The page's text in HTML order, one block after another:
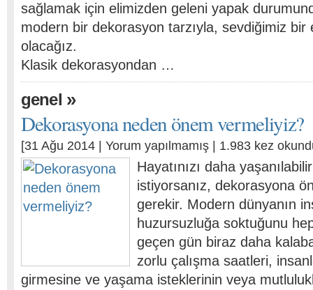
sağlamak için elimizden geleni yapak
modern bir dekorasyon tarzıyla, sevdiğimiz bir
olacağız.
Klasik dekorasyondan …
genel »
Dekorasyona neden önem vermeliyiz?
[31 Ağu 2014 | Yorum yapılmamış | 1.983 kez
Hayatınızı daha
istiyorsanız, dekorasyona
gerekir. Modern dünyanın
huzursuzluğa soktuğunu
geçen gün biraz daha
zorlu çalışma saatleri,
girmesine ve yaşama isteklerinin veya